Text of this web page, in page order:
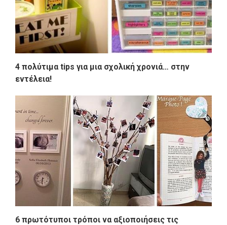
4 πολύτιμα tips για μια σχολική χρονιά… στην
εντέλεια!
6 πρωτότυποι τρόποι να αξιοποιήσεις τις